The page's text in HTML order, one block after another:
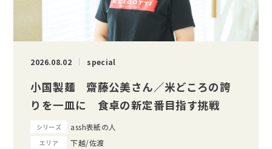
2026.08.02 special
小国製麺 齋藤公美さん／米どころの誇
りを一皿に 食卓の新定番目指す挑戦
シリーズ assh表紙の人
エリア 下越/佐渡